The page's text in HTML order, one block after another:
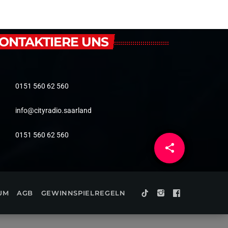
share
email
UNS
0151 560 62 560
info@cityradio.saarland
0151 560 62 560
AGB GEWINNSPIELREGELN